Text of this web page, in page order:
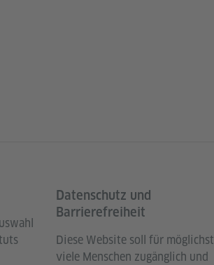
Datenschutz und
Barrierefreiheit
Diese Website soll für möglichst
viele Menschen zugänglich und